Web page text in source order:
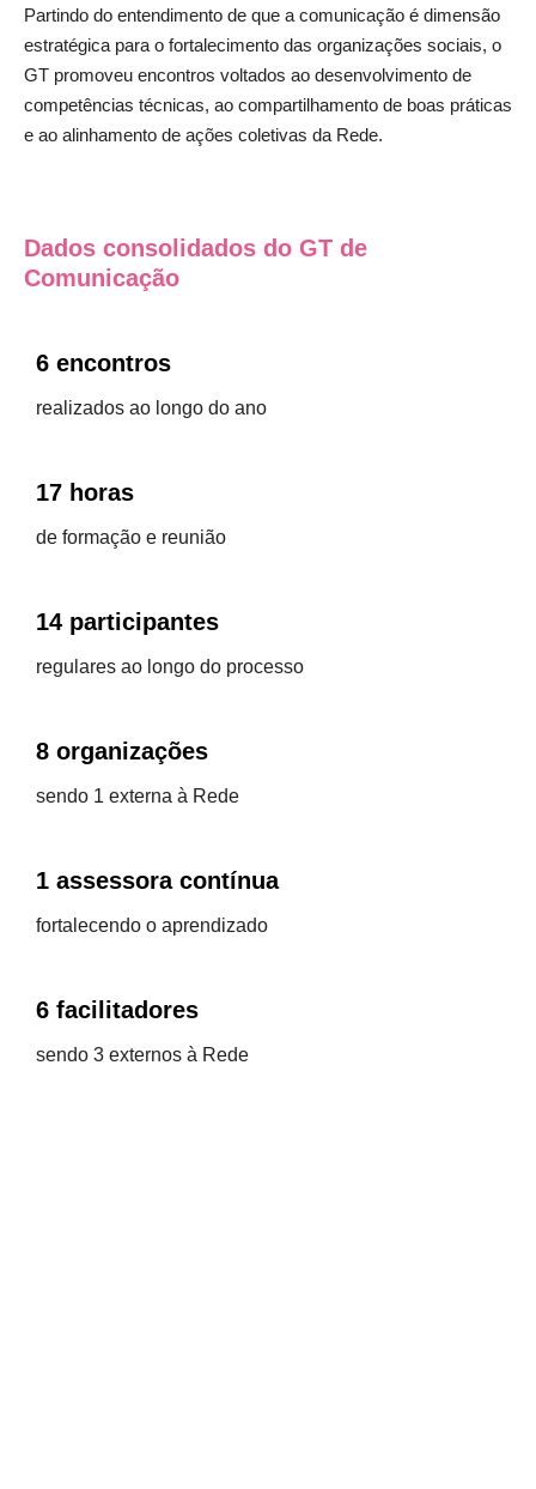
Partindo do entendimento de que a comunicação é dimensão
estratégica para o fortalecimento das organizações sociais, o
GT promoveu encontros voltados ao desenvolvimento de
competências técnicas, ao compartilhamento de boas práticas
e ao alinhamento de ações coletivas da Rede.
Dados consolidados do GT de
Comunicação
6 encontros
realizados ao longo do ano
17 horas
de formação e reunião
14 participantes
regulares ao longo do processo
8 organizações
sendo 1 externa à Rede
1 assessora contínua
fortalecendo o aprendizado
6 facilitadores
sendo 3 externos à Rede